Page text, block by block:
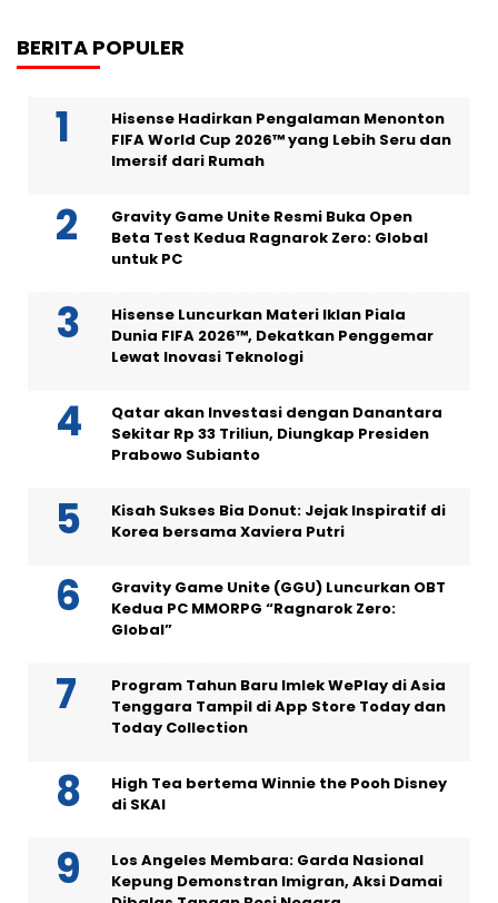
BERITA POPULER
Hisense Hadirkan Pengalaman Menonton
FIFA World Cup 2026™ yang Lebih Seru dan
Imersif dari Rumah
Gravity Game Unite Resmi Buka Open
Beta Test Kedua Ragnarok Zero: Global
untuk PC
Hisense Luncurkan Materi Iklan Piala
Dunia FIFA 2026™, Dekatkan Penggemar
Lewat Inovasi Teknologi
Qatar akan Investasi dengan Danantara
Sekitar Rp 33 Triliun, Diungkap Presiden
Prabowo Subianto
Kisah Sukses Bia Donut: Jejak Inspiratif di
Korea bersama Xaviera Putri
Gravity Game Unite (GGU) Luncurkan OBT
Kedua PC MMORPG “Ragnarok Zero:
Global”
Program Tahun Baru Imlek WePlay di Asia
Tenggara Tampil di App Store Today dan
Today Collection
High Tea bertema Winnie the Pooh Disney
di SKAI
Los Angeles Membara: Garda Nasional
Kepung Demonstran Imigran, Aksi Damai